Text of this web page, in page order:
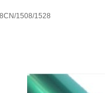
1508/1528